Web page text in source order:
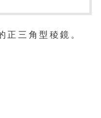
三角型稜鏡。